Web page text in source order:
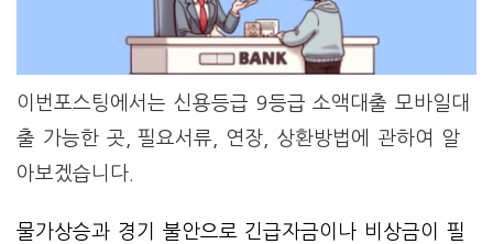
이번포스팅에서는 신용등급 9등급 소액대출 모바일대
출 가능한 곳, 필요서류, 연장, 상환방법에 관하여 알
아보겠습니다.
물가상승과 경기 불안으로 긴급자금이나 비상금이 필